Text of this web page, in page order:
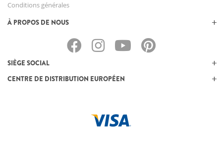
Conditions générales
À PROPOS DE NOUS
SIÈGE SOCIAL
CENTRE DE DISTRIBUTION EUROPÉEN